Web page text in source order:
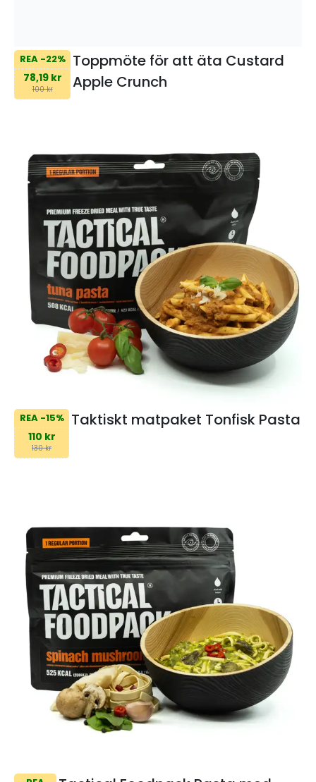
REA -22%
78,19 kr
100 kr
Toppmöte för att äta Custard
Apple Crunch
REA -15%
110 kr
130 kr
Taktiskt matpaket Tonfisk Pasta